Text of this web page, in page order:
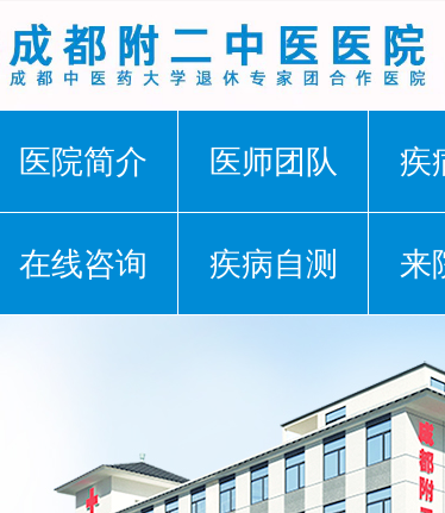
医院简介 医师团队 疾
在线咨询 疾病自测 来